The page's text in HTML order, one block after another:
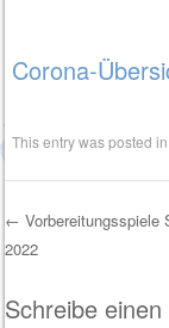
Corona-
This entry was posted
Post
← Vorbereitungsspiele
2022
Schreibe